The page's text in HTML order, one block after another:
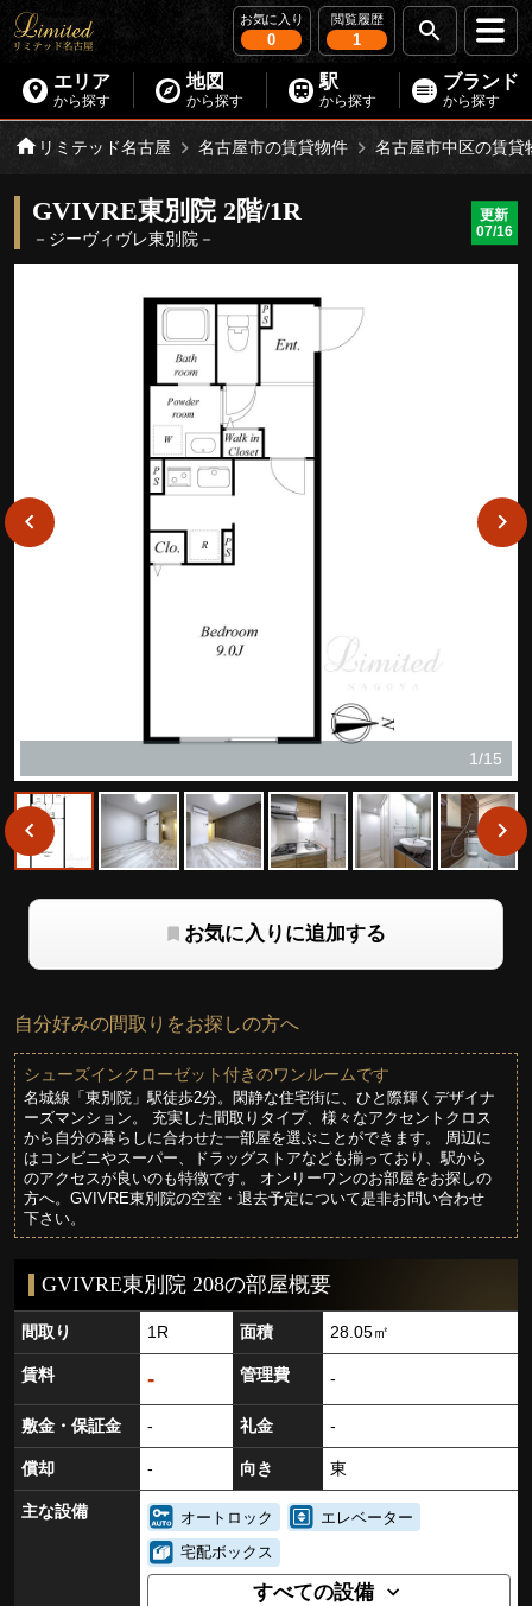
お気に入り
0
閲覧履歴
1
エリア
から探す
地図
から探す
駅
から探す
ブランド
から探す
リミテッド名古屋 名古屋市の賃貸物件 名古屋市中区の賃貸
GVIVRE東別院 2階/1R
－ジーヴィヴレ東別院－
更新
07/16
1/15
お気に入りに追加する
自分好みの間取りをお探しの方へ
シューズインクローゼット付きのワンルームです
名城線「東別院」駅徒歩2分。閑静な住宅街に、ひと際輝くデザイナ
ーズマンション。 充実した間取りタイプ、様々なアクセントクロス
から自分の暮らしに合わせた一部屋を選ぶことができます。 周辺に
はコンビニやスーパー、ドラッグストアなども揃っており、駅から
のアクセスが良いのも特徴です。 オンリーワンのお部屋をお探しの
方へ。GVIVRE東別院の空室・退去予定について是非お問い合わせ
下さい。
GVIVRE東別院 208の部屋概要
間取り 1R 面積 28.05㎡
賃料 - 管理費 -
敷金・保証金 - 礼金 -
償却 - 向き 東
主な設備 オートロック
エレベーター
宅配ボックス
すべての設備